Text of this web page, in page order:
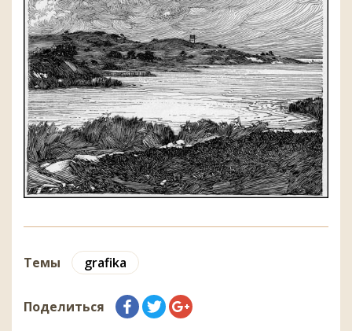
Темы grafika
Поделиться